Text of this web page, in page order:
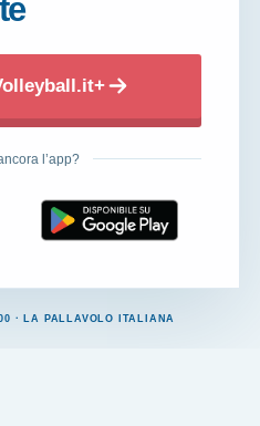
te
l’app?
· LA PALLAVOLO ITALIANA